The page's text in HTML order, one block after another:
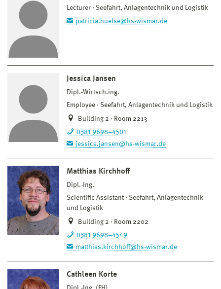
Lecturer
Seefahrt, Anlagentechnik und Logistik
patricia.huelse@hs-wismar.de
Jessica Jansen
Dipl.-Wirtsch.ing.
Employee
Seefahrt, Anlagentechnik und Logistik
Building 2 · Room 2213
0381 9698–4501
jessica.jansen@hs-wismar.de
Matthias Kirchhoff
Dipl.-Ing.
Scientific Assistant
Seefahrt, Anlagentechnik
und Logistik
Building 2 · Room 2202
0381 9698–4549
matthias.kirchhoff@hs-wismar.de
Cathleen Korte